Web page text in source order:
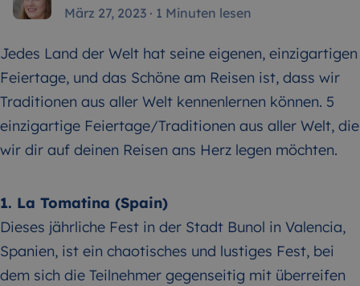
März 27, 2023 · 1 Minuten lesen
Jedes Land der Welt hat seine eigenen, einzigartigen
Feiertage, und das Schöne am Reisen ist, dass wir
Traditionen aus aller Welt kennenlernen können. 5
einzigartige Feiertage/Traditionen aus aller Welt, die
wir dir auf deinen Reisen ans Herz legen möchten.
1. La Tomatina (Spain)
Dieses jährliche Fest in der Stadt Bunol in Valencia,
Spanien, ist ein chaotisches und lustiges Fest, bei
dem sich die Teilnehmer gegenseitig mit überreifen